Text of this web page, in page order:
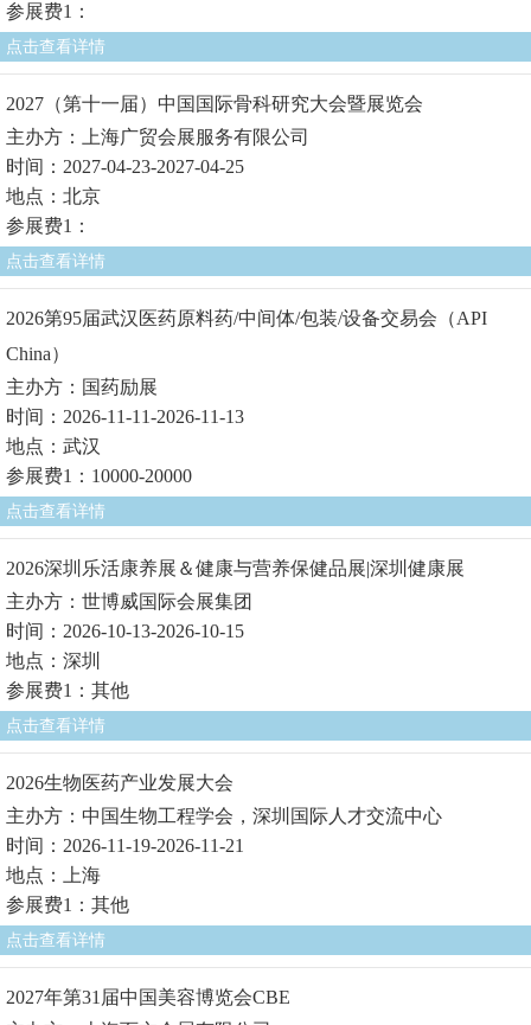
参展费1：
点击查看详情
2027（第十一届）中国国际骨科研究大会暨展览会
主办方：上海广贸会展服务有限公司
时间：2027-04-23-2027-04-25
地点：北京
参展费1：
点击查看详情
2026第95届武汉医药原料药/中间体/包装/设备交易会（API
China）
主办方：国药励展
时间：2026-11-11-2026-11-13
地点：武汉
参展费1：10000-20000
点击查看详情
2026深圳乐活康养展＆健康与营养保健品展|深圳健康展
主办方：世博威国际会展集团
时间：2026-10-13-2026-10-15
地点：深圳
参展费1：其他
点击查看详情
2026生物医药产业发展大会
主办方：中国生物工程学会，深圳国际人才交流中心
时间：2026-11-19-2026-11-21
地点：上海
参展费1：其他
点击查看详情
2027年第31届中国美容博览会CBE